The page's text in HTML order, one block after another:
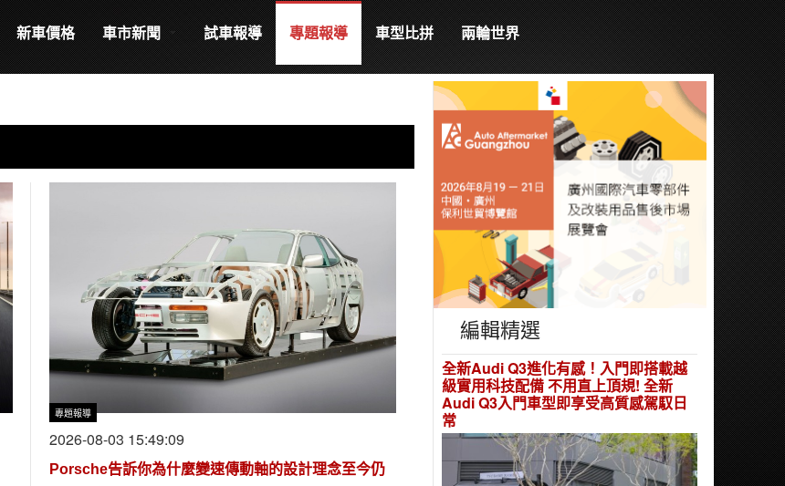
新車價格 車市新聞 試車報導 專題報導 車型比拼 兩輪世界
專題報導
2026-08-03 15:49:09
Porsche告訴你為什麼變速傳動軸的設計理念至今仍
編輯精選
全新Audi Q3進化有感！入門即搭載越
級實用科技配備 不用直上頂規! 全新
Audi Q3入門車型即享受高質感駕馭日
常